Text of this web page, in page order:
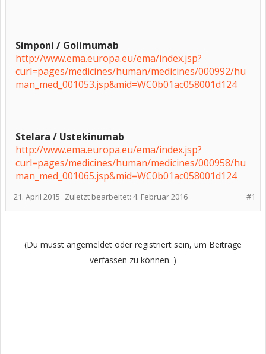
Simponi / Golimumab
http://www.ema.europa.eu/ema/index.jsp?
curl=pages/medicines/human/medicines/000992/hu
man_med_001053.jsp&mid=WC0b01ac058001d124
Stelara / Ustekinumab
http://www.ema.europa.eu/ema/index.jsp?
curl=pages/medicines/human/medicines/000958/hu
man_med_001065.jsp&mid=WC0b01ac058001d124
#1
21. April 2015 Zuletzt bearbeitet: 4. Februar 2016
(Du musst angemeldet oder registriert sein, um Beiträge
verfassen zu können. )